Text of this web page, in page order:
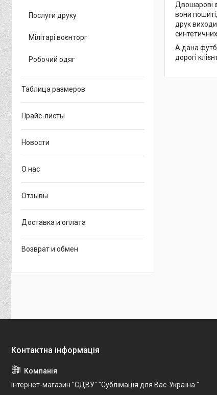
Двошарові
вони
друк
А дана
дорогі
Послуги друку
Мілітарі воєнторг
Робочий одяг
Таблица размеров
Прайс-листы
Новости
О нас
Отзывы
Доставка и оплата
Возврат и обмен
Інтернет-магазин "СДВУ" "Сублімація для Вас-Україна "